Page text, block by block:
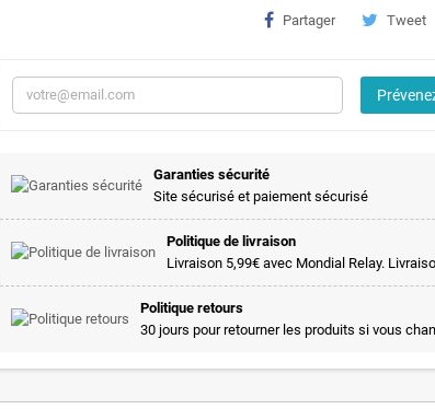
Partager Tweet
Garanties sécurité
Site sécurisé et paiement sécurisé
Politique de livraison
Livraison 5,99€ avec Mondial Relay.
Politique retours
30 jours pour retourner les produits si vous